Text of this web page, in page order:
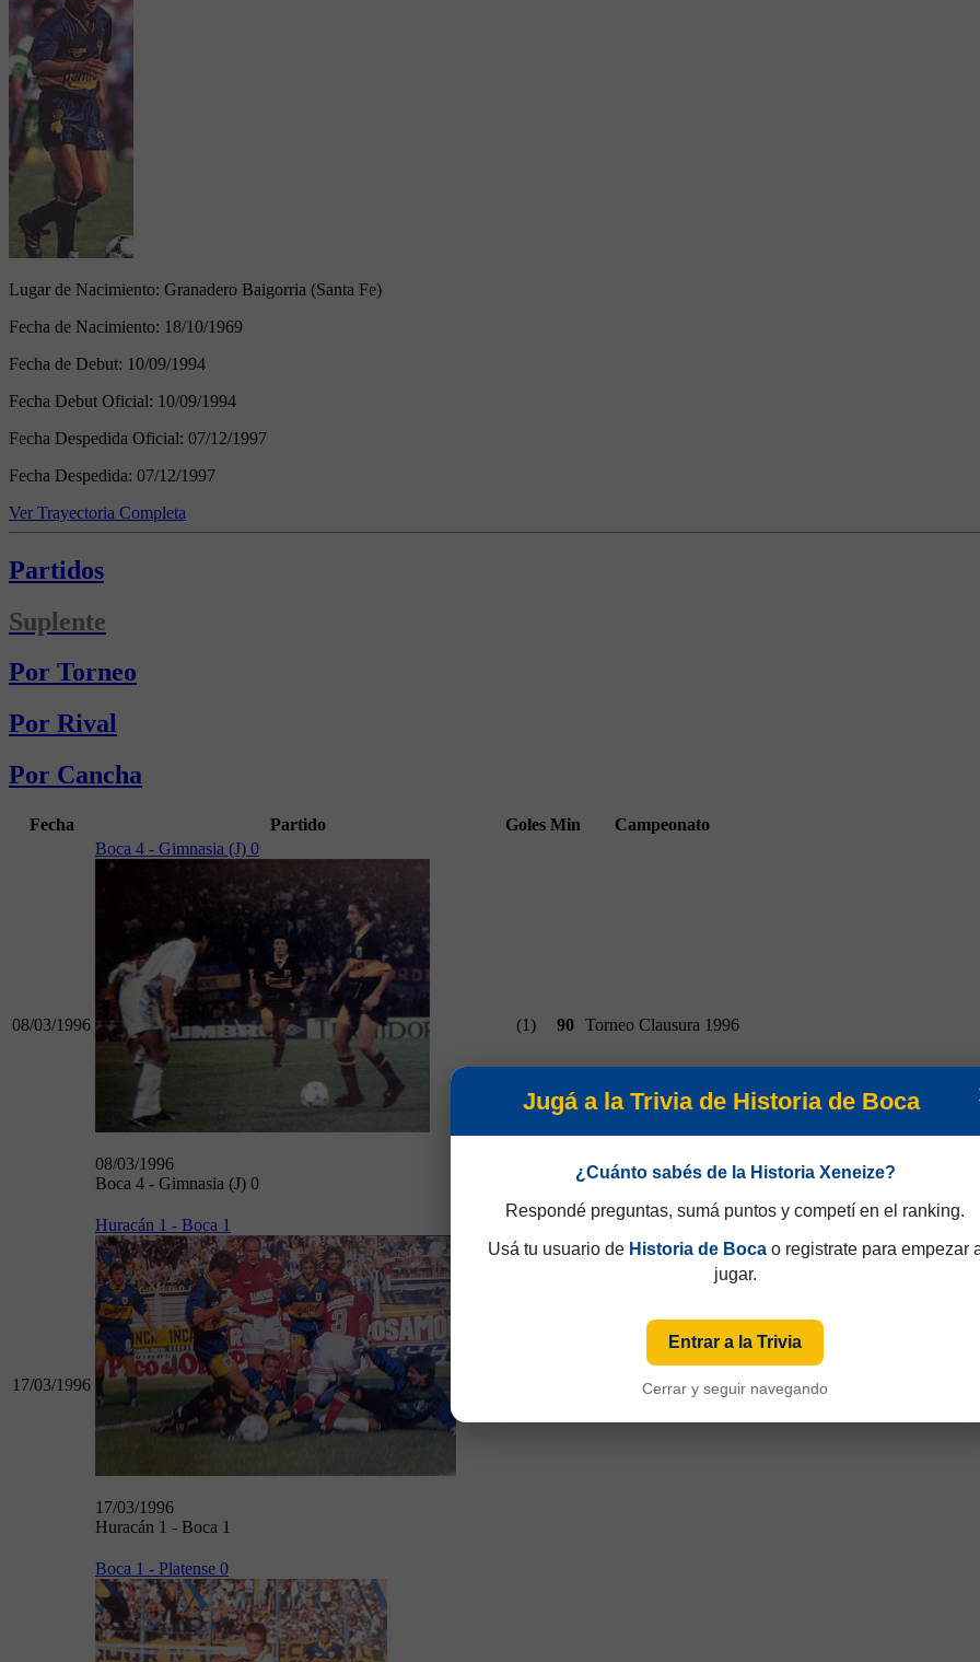
Lugar de Nacimiento: Granadero Baigorria (Santa Fe)
Fecha de Nacimiento: 18/10/1969
Fecha de Debut: 10/09/1994
Fecha Debut Oficial: 10/09/1994
Fecha Despedida Oficial: 07/12/1997
Fecha Despedida: 07/12/1997
Ver Trayectoria Completa
Partidos
Suplente
Por Torneo
Por Rival
Por Cancha
Fecha Partido Goles Min Campeonato
08/03/1996
Boca 4 - Gimnasia (J) 0
08/03/1996
Boca 4 - Gimnasia (J) 0
(1) 90 Torneo Clausura 1996
17/03/1996
Huracán 1 - Boca 1
17/03/1996
Huracán 1 - Boca 1
Torneo Clausura 1996
Boca 1 - Platense 0
Jugá a la Trivia de Historia de Boca
¿Cuánto sabés de la Historia Xeneize?
Respondé preguntas, sumá puntos y competí en el ranking.
Usá tu usuario de Historia de Bocao registrate para empezar
jugar.
Entrar a la Trivia
Cerrar y seguir navegando